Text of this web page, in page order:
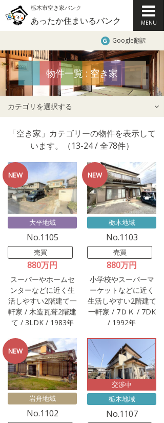
栃木市空き家バンク
あったか住まいるバンク MENU
Google翻訳
物件一覧 : 空き家
カテゴリを選択する
「空き家」カテゴリーの物件を表示して
います。（13-24 / 全78件）
大平地域
No.1105
売買
880万円
スーパーやホームセ
ンターなどに近く生
活しやすい2階建て一
軒家 / 木造瓦葺2階建
て / 3LDK / 1983年
栃木地域
No.1103
売買
880万円
小学校やスーパーマ
ーケットなどに近く
生活しやすい2階建て
一軒家 / 7ＤＫ / 7DK
/ 1992年
岩舟地域
No.1102
交渉中
栃木地域
No.1107